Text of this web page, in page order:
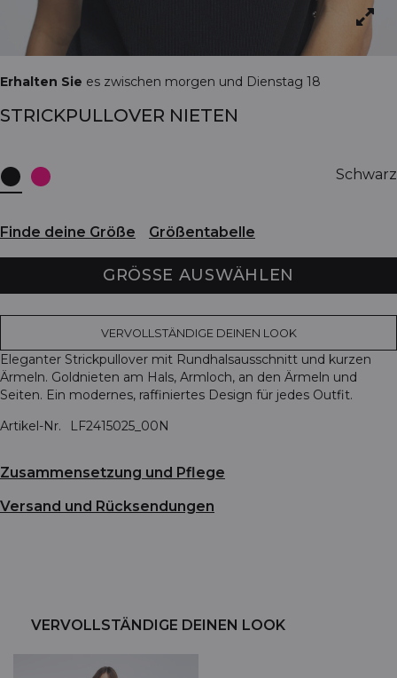
Erhalten Sie es zwischen morgen und Dienstag 18
STRICKPULLOVER NIETEN
Schwarz
Finde deine Größe Größentabelle
GRÖSSE AUSWÄHLEN
VERVOLLSTÄNDIGE DEINEN LOOK
Eleganter Strickpullover mit Rundhalsausschnitt und kurzen
Ärmeln. Goldnieten am Hals, Armloch, an den Ärmeln und
Seiten. Ein modernes, raffiniertes Design für jedes Outfit.
Artikel-Nr.
LF2415025_00N
Zusammensetzung und Pflege
Versand und Rücksendungen
VERVOLLSTÄNDIGE DEINEN LOOK